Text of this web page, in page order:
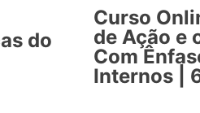
do
Curso
de Ação e
Com
Internos |